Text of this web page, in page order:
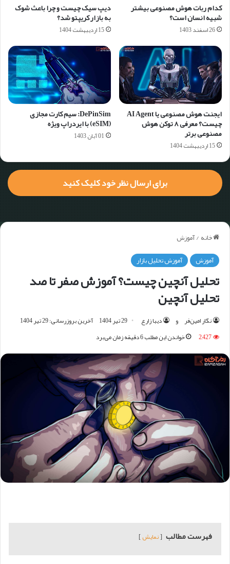
کدام ربات هوش مصنوعی بیشتر
شبیه انسان است؟
26 اسفند 1403
دیپ سیک چیست و چرا باعث شوک
به بازار کریپتو شد؟
15 اردیبهشت 1404
ایجنت هوش مصنوعی یا AI Agent
چیست؟ معرفی ۸ توکن هوش
مصنوعی برتر
15 اردیبهشت 1404
DePinSim: سیم کارت مجازی
(eSIM) با ایردراپ ویژه
01 آبان 1403
برای ارسال نظر خود کلیک کنید